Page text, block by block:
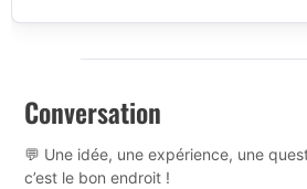
Conversation
💬 Une idée, une expérience, une
c’est le bon endroit !